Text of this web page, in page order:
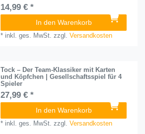
14,99 € *
In den Warenkorb
* inkl. ges. MwSt. zzgl.Versandkosten
Tock – Der Team-Klassiker mit Karten
und Köpfchen | Gesellschaftsspiel für 4
Spieler
27,99 € *
In den Warenkorb
* inkl. ges. MwSt. zzgl.Versandkosten